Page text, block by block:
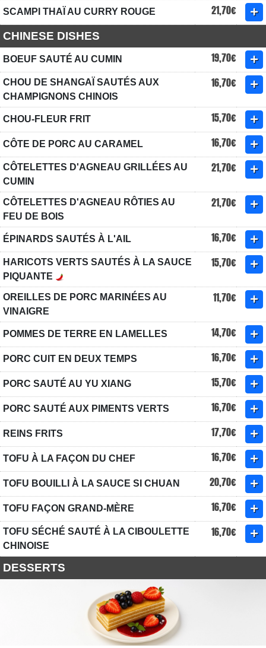
SCAMPI THAÏ AU CURRY ROUGE 21,70€
CHINESE DISHES
BOEUF SAUTÉ AU CUMIN 19,70€
CHOU DE SHANGAÏ SAUTÉS AUX
CHAMPIGNONS CHINOIS
16,70€
CHOU-FLEUR FRIT 15,70€
CÔTE DE PORC AU CARAMEL 16,70€
CÔTELETTES D'AGNEAU GRILLÉES AU
CUMIN
21,70€
CÔTELETTES D'AGNEAU RÔTIES AU
FEU DE BOIS
21,70€
ÉPINARDS SAUTÉS À L'AIL 16,70€
HARICOTS VERTS SAUTÉS À LA SAUCE
PIQUANTE
15,70€
OREILLES DE PORC MARINÉES AU
VINAIGRE
11,70€
POMMES DE TERRE EN LAMELLES 14,70€
PORC CUIT EN DEUX TEMPS 16,70€
PORC SAUTÉ AU YU XIANG 15,70€
PORC SAUTÉ AUX PIMENTS VERTS 16,70€
REINS FRITS 17,70€
TOFU À LA FAÇON DU CHEF 16,70€
TOFU BOUILLI À LA SAUCE SI CHUAN 20,70€
TOFU FAÇON GRAND-MÈRE 16,70€
TOFU SÉCHÉ SAUTÉ À LA CIBOULETTE
CHINOISE
16,70€
DESSERTS